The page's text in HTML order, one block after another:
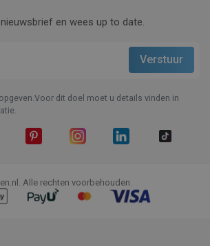
en wees up to date.
dit doel moet u details vinden in
Alle rechten voorbehouden.